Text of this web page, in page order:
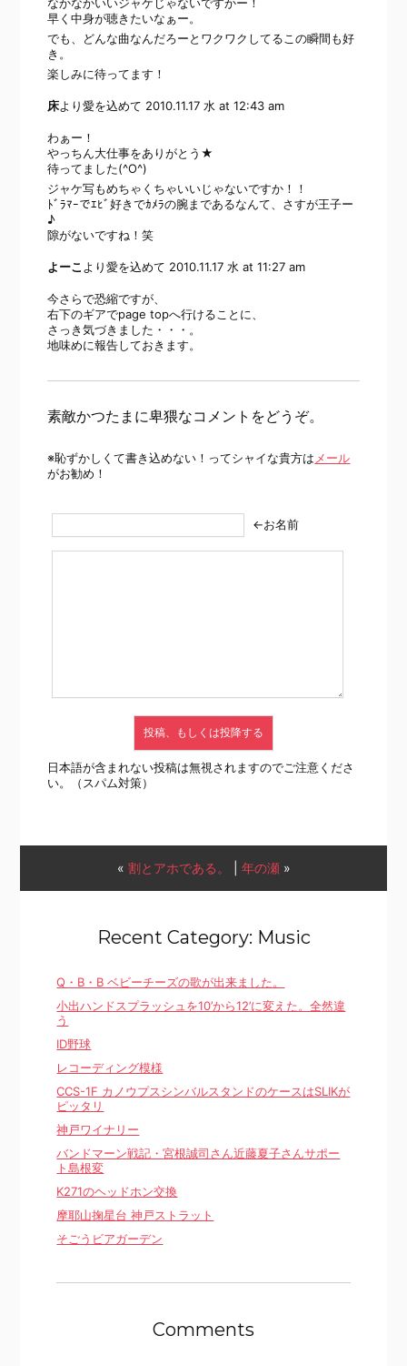
早く中身が聴きたいなぁー。
でも、どんな曲なんだろーとワクワクしてるこの瞬間も好
き。
楽しみに待ってます！
床より愛を込めて 2010.11.17 水 at 12:43 am
わぁー！
やっちん大仕事をありがとう★
待ってました(^O^)
ジャケ写もめちゃくちゃいいじゃないですか！！
ﾄﾞﾗﾏｰでｴﾋﾞ好きでｶﾒﾗの腕まであるなんて、さすが王子ー
♪
隙がないですね！笑
よーこ より愛を込めて 2010.11.17 水 at 11:27 am
今さらで恐縮ですが、
右下のギアでpage topへ行けることに、
さっき気づきました・・・。
地味めに報告しておきます。
素敵かつたまに卑猥なコメントをどうぞ。
※恥ずかしくて書き込めない！ってシャイな貴方は メール
がお勧め！
←お名前
日本語が含まれない投稿は無視されますのでご注意くださ
い。（スパム対策）
« 割とアホである。 年の瀬»
Recent Category: Music
Q・B・B ベビーチーズの歌が出来ました。
小出ハンドスプラッシュを10’から12’に変えた。全然違
う
ID野球
レコーディング模様
CCS-1F カノウプスシンバルスタンドのケースはSLIKが
ピッタリ
神戸ワイナリー
バンドマーン戦記・宮根誠司さん近藤夏子さんサポー
ト島根変
K271のヘッドホン交換
摩耶山掬星台 神戸ストラット
そごうビアガーデン
Comments